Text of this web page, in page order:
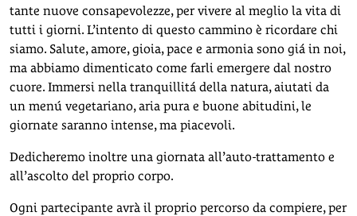
tante nuove consapevolezze, per vivere al meglio la vita di
tutti i giorni. L’intento di questo cammino è ricordare chi
siamo. Salute, amore, gioia, pace e armonia sono giá in noi,
ma abbiamo dimenticato come farli emergere dal nostro
cuore. Immersi nella tranquillitá della natura, aiutati da
un menú vegetariano, aria pura e buone abitudini, le
giornate saranno intense, ma piacevoli.
Dedicheremo inoltre una giornata all’auto-trattamento e
all’ascolto del proprio corpo.
Ogni partecipante avrà il proprio percorso da compiere, per